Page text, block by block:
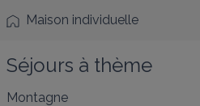
Maison individuelle
Séjours à thème
Montagne